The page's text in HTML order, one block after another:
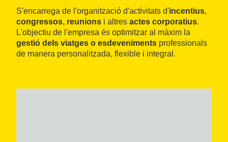
S'encarrega de l'organització d'activitats d'incentius,
congressos, reunions i altres actes corporatius.
L'objectiu de l'empresa és optimitzar al màxim la
gestió dels viatges o esdeveniments professionals
de manera personalitzada, flexible i integral.